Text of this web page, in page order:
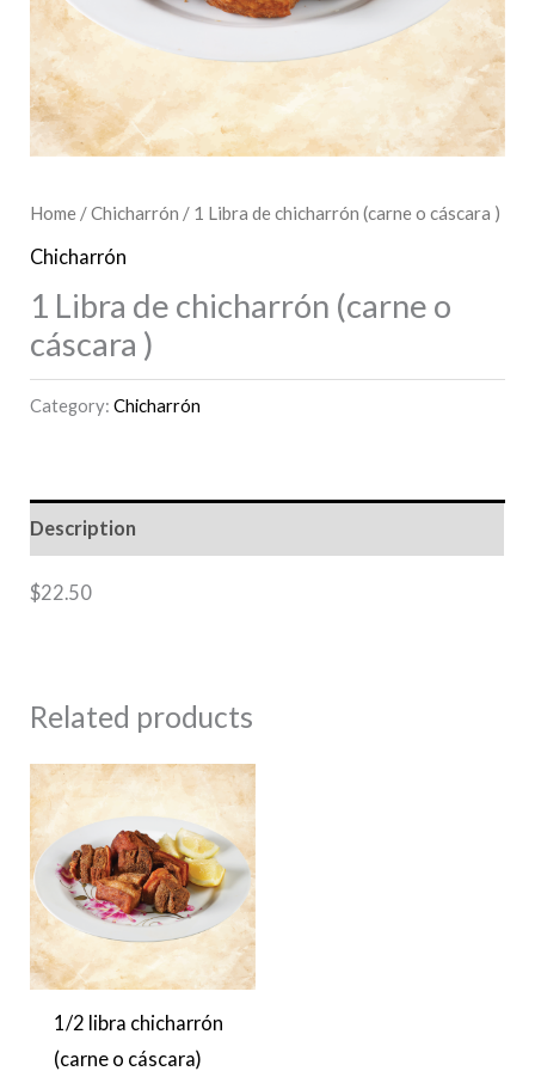
Home /Chicharrón / 1 Libra de chicharrón (carne o cáscara )
Chicharrón
1 Libra de chicharrón (carne o
cáscara )
Category:Chicharrón
Description
$22.50
Related products
1/2 libra chicharrón
(carne o cáscara)